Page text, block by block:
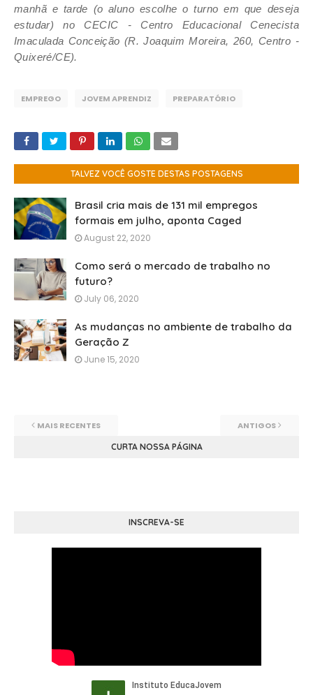
manhã e tarde (o aluno escolhe o turno em que deseja
estudar) no CECIC - Centro Educacional Cenecista
Imaculada Conceição (R. Joaquim Moreira, 260, Centro -
Quixeré/CE).
EMPREGO JOVEM APRENDIZ PREPARATÓRIO
TALVEZ VOCÊ GOSTE DESTAS POSTAGENS
Brasil cria mais de 131 mil empregos
formais em julho, aponta Caged
August 22, 2020
Como será o mercado de trabalho no
futuro?
July 06, 2020
As mudanças no ambiente de trabalho da
Geração Z
June 15, 2020
MAIS RECENTES ANTIGOS
CURTA NOSSA PÁGINA
INSCREVA-SE